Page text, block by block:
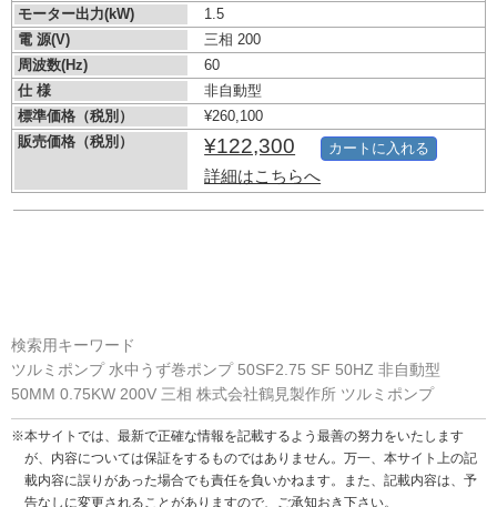
モーター出力(kW)
1.5
電 源(V)
三相 200
周波数(Hz)
60
仕 様
非自動型
標準価格（税別）
¥260,100
販売価格（税別）
¥122,300
詳細はこちらへ
カートに入れる
検索用キーワード
ツルミポンプ 水中うず巻ポンプ 50SF2.75 SF 50HZ 非自動型
50MM 0.75KW 200V 三相 株式会社鶴見製作所 ツルミポンプ
※本サイトでは、最新で正確な情報を記載するよう最善の努力をいたします
が、内容については保証をするものではありません。万一、本サイト上の記
載内容に誤りがあった場合でも責任を負いかねます。また、記載内容は、予
告なしに変更されることがありますので、ご承知おき下さい。